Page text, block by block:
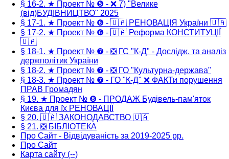
§ 16-2. ★ Проект № ❺ - ❌ 7) "Велике
(від)БУДІВНИЦТВО" 2025
§ 17-1. ★ Проект № ❻ - 🇺🇦 РЕНОВАЦІЯ України 🇺🇦
§ 17-2. ★ Проект № ❻ - 🇺🇦 Реформа КОНСТИТУЦІЇ
🇺🇦
§ 18-1. ★ Проект № ❼ - ❎ ГС "К-Д" - Дослідж. та аналіз
держполітик України
§ 18-2. ★ Проект № ❼ - ❎ ГО "Культурна-держава"
§ 18-3. ★ Проект № ❼ - ГО "К-Д" ❌ ФАКТи порушення
ПРАВ Громадян
§ 19. ★ Проект № ❽ - ПРОДАЖ Будівель-пам'яток
Києва для їх РЕНОВАЦІЇ
§ 20. 🇺🇦 ЗАКОНОДАВСТВО 🇺🇦
§ 21. ❎ БІБЛІОТЕКА
Про Сайт - Відвідуваність за 2019-2025 рр.
Про Сайт
Карта сайту (--)